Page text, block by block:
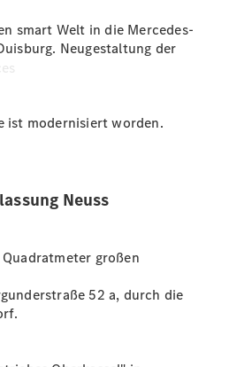
&
smart Welt in die Mercedes-
Neugestaltung der
ist modernisiert worden.
Neuss
großen
52 a, durch die